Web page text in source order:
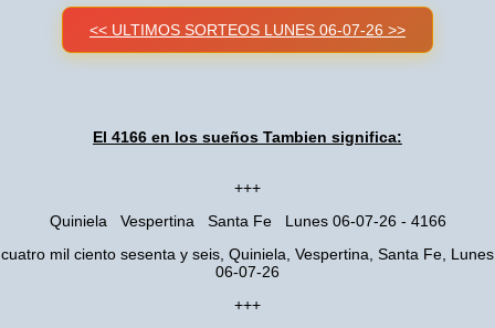
<< ULTIMOS SORTEOS LUNES 06-07-26 >>
El 4166 en los sueños Tambien significa:
+++
Quiniela Vespertina Santa Fe Lunes 06-07-26 - 4166
cuatro mil ciento sesenta y seis, Quiniela, Vespertina, Santa Fe, Lunes
06-07-26
+++